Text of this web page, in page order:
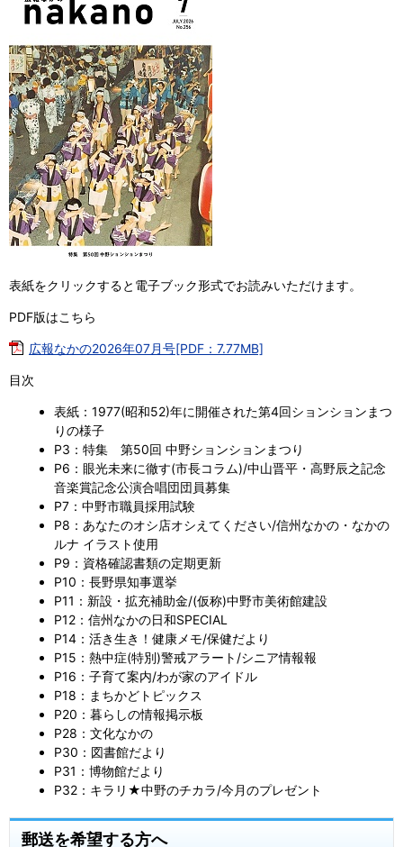
表紙をクリックすると電子ブック形式でお読みいただけます。
PDF版はこちら
広報なかの2026年07月号[PDF：7.77MB]
目次
表紙：1977(昭和52)年に開催された第4回ションションまつ
りの様子
P3：特集 第50回 中野ションションまつり
P6：眼光未来に徹す(市長コラム)/中山晋平・高野辰之記念
音楽賞記念公演合唱団団員募集
P7：中野市職員採用試験
P8：あなたのオシ店オシえてください/信州なかの・なかの
ルナ イラスト使用
P9：資格確認書類の定期更新
P10：長野県知事選挙
P11：新設・拡充補助金/(仮称)中野市美術館建設
P12：信州なかの日和SPECIAL
P14：活き生き！健康メモ/保健だより
P15：熱中症(特別)警戒アラート/シニア情報報
P16：子育て案内/わが家のアイドル
P18：まちかどトピックス
P20：暮らしの情報掲示板
P28：文化なかの
P30：図書館だより
P31：博物館だより
P32：キラリ★中野のチカラ/今月のプレゼント
郵送を希望する方へ